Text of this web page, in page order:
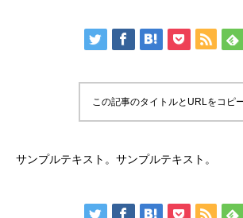
この記事のタイトルとURLをコピ
サンプルテキスト。サンプルテキスト。